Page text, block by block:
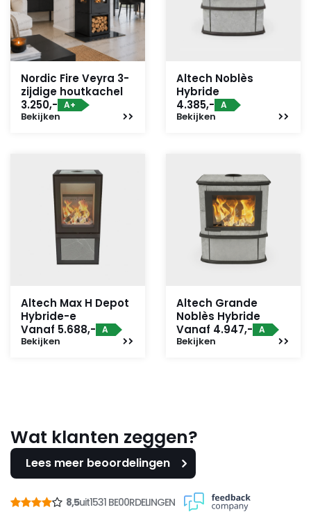
Nordic Fire Veyra 3-
zijdige houtkachel
3.250,- A+
Bekijken
Altech Noblès
Hybride
4.385,- A
Bekijken
Altech Max H Depot
Hybride-e
Vanaf 5.688,- A
Bekijken
Altech Grande
Noblès Hybride
Vanaf 4.947,- A
Bekijken
Wat klanten zeggen?
Lees meer beoordelingen
8,5uit1531 BE00RDELINGEN